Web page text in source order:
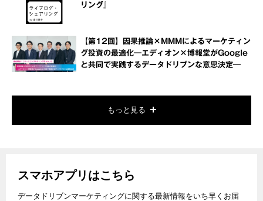
リング』
【第12回】因果推論×MMMによるマーケティン
グ投資の最適化―エディオン×博報堂がGoogle
と共同で実践するデータドリブンな意思決定―
もっと見る
スマホアプリはこちら
データドリブンマーケティングに関する最新情報をいち早くお届